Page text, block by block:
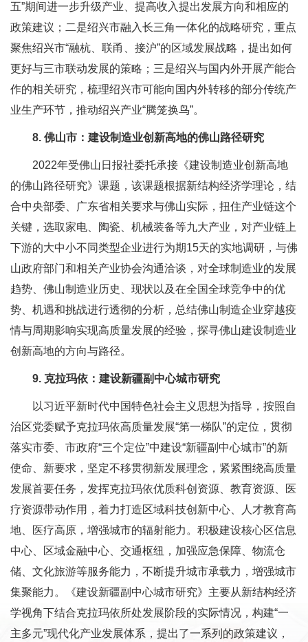
五”期间进一步升级产业、提高收入提出发展方向和相应的
政策建议；二是绍兴市融入长三角一体化的战略研究，重点
聚焦绍兴市“融杭、联甬、接沪”的区域发展战略，提出如何
更好与三市联动发展的策略；三是绍兴与国内外开展产能合
作的相关研究，梳理绍兴市可能向国内外转移的部分传统产
业生产环节，推动绍兴产业“腾笼换鸟”。
8. 佛山市：建设制造业创新高地的佛山路径研究
2022年受佛山日报社委托承接《建设制造业创新高地
的佛山路径研究》课题，该课题根据新结构经济学理论，结
合中央部委、广东省相关要求与佛山实际，扭住产业链这个
关键，选取家电、陶瓷、机械装备等九大产业，对产业链上
下游的大中小不同类型企业进行为期15天的实地调研，与佛
山政府部门和相关产业协会沟通洽谈，对全球制造业的发展
趋势、佛山制造业历史、现状以及在全国全球竞争中的优
势、机遇和挑战进行透彻的分析，总结佛山制造企业穿越疫
情与周期影响实现高质量发展的经验，探寻佛山建设制造业
创新高地的方向与路径。
9. 克拉玛依：建设新疆副中心城市研究
以习近平新时代中国特色社会主义思想为指导，按照自
治区党委赋予克拉玛依高质量发展“第一梯队”的定位，贯彻
落实市委、市政府“三个定位”中建设“新疆副中心城市”的新
使命、新要求，坚定不移贯彻新发展理念，紧紧围绕高质量
发展首要任务，发挥克拉玛依优质科创资源、教育资源、医
疗资源带动作用，着力打造区域科技创新中心、人才教育高
地、医疗高原，增强城市的辐射能力。积极建设核心区信息
中心、区域金融中心、交通枢纽，加强应急保障、物流仓
储、文化旅游等服务能力，不断提升城市承载力，增强城市
集聚能力。《建设新疆副中心城市研究》主要从新结构经济
学视角下结合克拉玛依所处发展阶段的实际情况，构建“一
主多元”现代化产业发展体系，提出了一系列的政策建议，